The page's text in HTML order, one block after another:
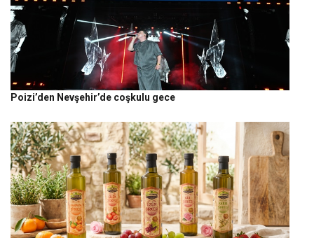
Poizi’den Nevşehir’de coşkulu gece